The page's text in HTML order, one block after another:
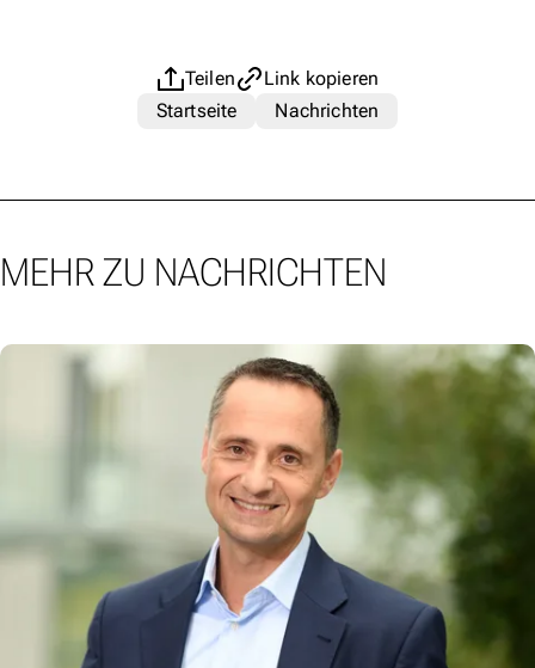
Teilen
Link kopieren
Startseite
Nachrichten
MEHR ZU NACHRICHTEN